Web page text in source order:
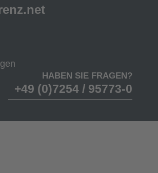
HABEN SIE FRAGEN?
+49 (0)7254 / 95773-0